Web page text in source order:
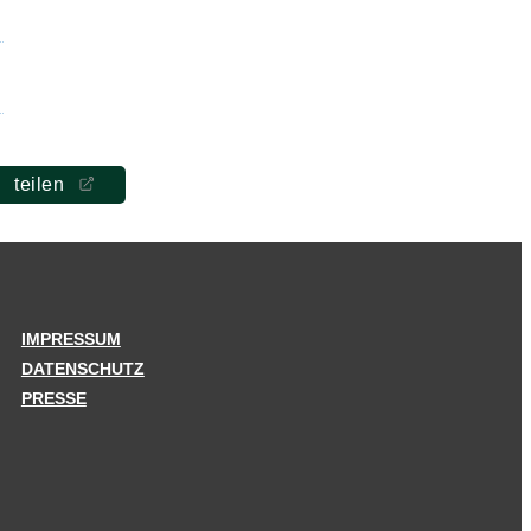
teilen
IMPRESSUM
DATENSCHUTZ
PRESSE